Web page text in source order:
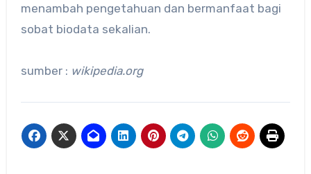
menambah pengetahuan dan bermanfaat bagi
sobat biodata sekalian.
sumber : wikipedia.org